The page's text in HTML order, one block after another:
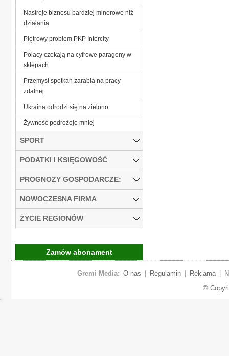
Nastroje biznesu bardziej minorowe niż
działania
Piętrowy problem PKP Intercity
Polacy czekają na cyfrowe paragony w
sklepach
Przemysł spotkań zarabia na pracy
zdalnej
Ukraina odrodzi się na zielono
Żywność podrożeje mniej
SPORT
PODATKI I KSIĘGOWOŚĆ
PROGNOZY GOSPODARCZE:
NOWOCZESNA FIRMA
ŻYCIE REGIONÓW
Zamów abonament
Gremi Media: O nas Regulamin Reklama
©